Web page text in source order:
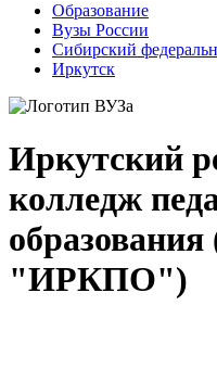
Образование
Вузы России
Сибирский
Иркутск
Иркутский
колледж
"ИРКПО")